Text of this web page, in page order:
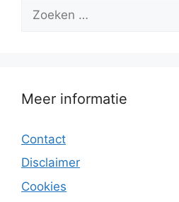
naar:
Meer informatie
Contact
Disclaimer
Cookies